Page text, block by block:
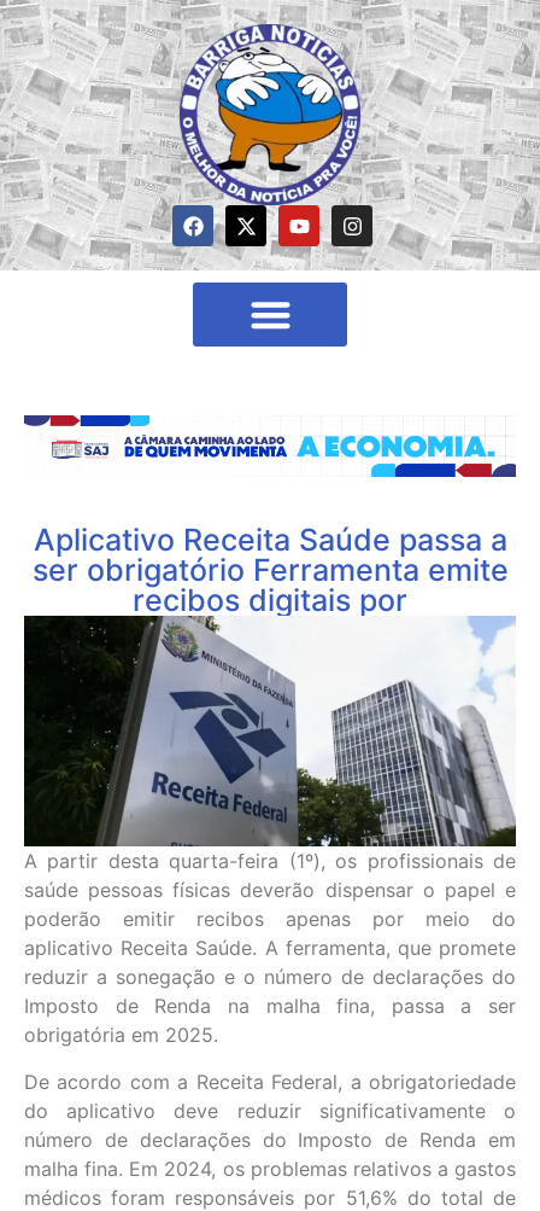
Aplicativo Receita Saúde passa a
ser obrigatório Ferramenta emite
recibos digitais por
A partir desta quarta-feira (1º), os profissionais de
saúde pessoas físicas deverão dispensar o papel e
poderão emitir recibos apenas por meio do
aplicativo Receita Saúde. A ferramenta, que promete
reduzir a sonegação e o número de declarações do
Imposto de Renda na malha fina, passa a ser
obrigatória em 2025.
De acordo com a Receita Federal, a obrigatoriedade
do aplicativo deve reduzir significativamente o
número de declarações do Imposto de Renda em
malha fina. Em 2024, os problemas relativos a gastos
médicos foram responsáveis por 51,6% do total de